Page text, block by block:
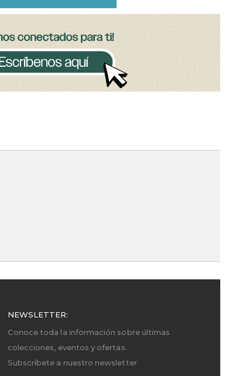
NEWSLETTER:
Conoce toda la información sobre últimas
colecciones, eventos y ofertas.
Subscríbete a nuestro newsletter